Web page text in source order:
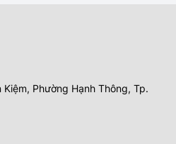
Phường Hạnh Thông, Tp.